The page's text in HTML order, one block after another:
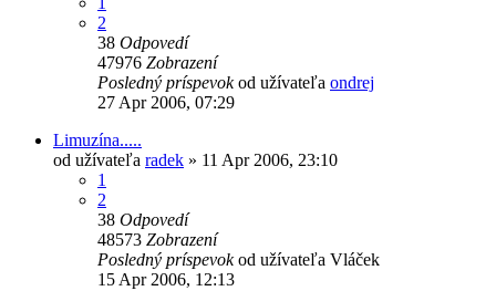
2
38 Odpovedí
47976 Zobrazení
Posledný príspevokod užívateľa ondrej
27 Apr 2006, 07:29
Limuzína.....
od užívateľa radek » 11 Apr 2006, 23:10
1
2
38 Odpovedí
48573 Zobrazení
Posledný príspevokod užívateľa Vláček
15 Apr 2006, 12:13